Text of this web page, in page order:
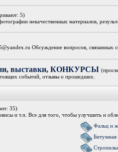
5)
некачественных материалов,
Обсуждение вопросов, связанных
выставки, КОНКУРСЫ
событий, отзывы о прошедших.
35)
и т.п. Все для того, чтобы улучшить и
Фальц и
Битумная